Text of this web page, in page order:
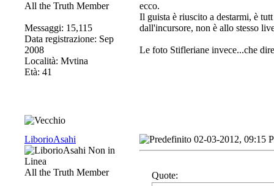
All the Truth Member
Messaggi: 15,115
Data registrazione: Sep
2008
Località: Mvtina
Età: 41
ecco.
Il guista è riuscito a destarmi, è
dall'incursore, non è allo stesso
Le foto Stifleriane invece...che
LiborioAsahi
All the Truth Member
02-03-2012, 09:15
Quote: